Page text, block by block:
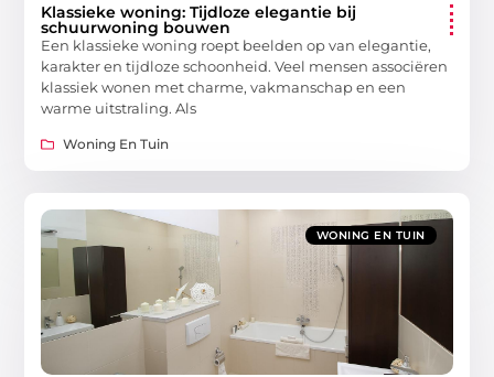
Klassieke woning: Tijdloze elegantie bij
schuurwoning bouwen
Een klassieke woning roept beelden op van elegantie,
karakter en tijdloze schoonheid. Veel mensen associëren
klassiek wonen met charme, vakmanschap en een
warme uitstraling. Als
Woning En Tuin
WONING EN TUIN